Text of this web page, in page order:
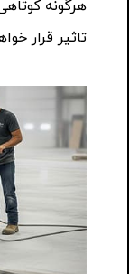
هرگونه
تاثیر قرار